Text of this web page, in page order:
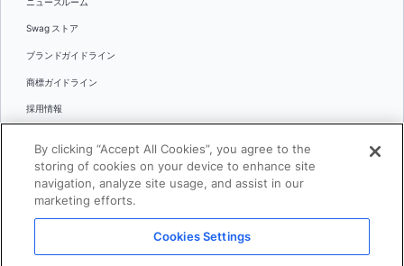
ニュースルーム
Swag ストア
ブランドガイドライン
商標ガイドライン
採用情報
言語
日本語
By clicking “Accept All Cookies”, you agree to the
storing of cookies on your device to enhance site
navigation, analyze site usage, and assist in our
marketing efforts.
Cookies Settings